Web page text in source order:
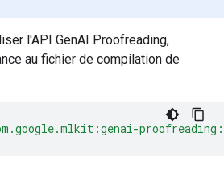
l'API GenAI Proofreading,
au fichier de compilation de